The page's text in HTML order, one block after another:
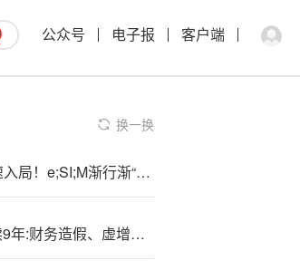
公众号 电子报 客户端
换一换
头部厂商加速入局！e;SI;M渐行渐“火”
*.ST高鸿持续9年:财务造假、虚增收入近200亿元！